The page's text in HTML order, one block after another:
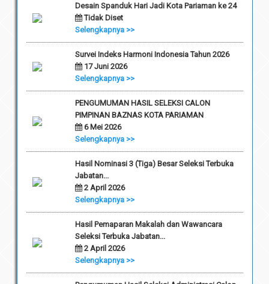
Desain Spanduk Hari Jadi Kota Pariaman ke 24
Tidak Diset
Selengkapnya >>
Survei Indeks Harmoni Indonesia Tahun 2026
17 Juni 2026
Selengkapnya >>
PENGUMUMAN HASIL SELEKSI CALON
PIMPINAN BAZNAS KOTA PARIAMAN
6 Mei 2026
Selengkapnya >>
Hasil Nominasi 3 (Tiga) Besar Seleksi Terbuka
Jabatan...
2 April 2026
Selengkapnya >>
Hasil Pemaparan Makalah dan Wawancara
Seleksi Terbuka Jabatan...
2 April 2026
Selengkapnya >>